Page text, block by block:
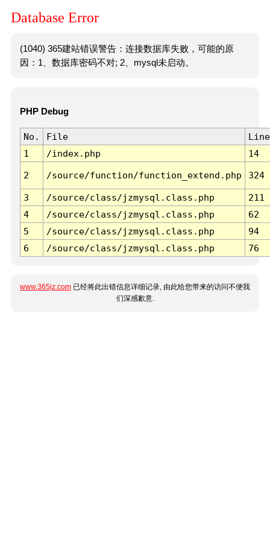
Database Error
(1040) 365建站错误警告：连接数据库失败，可能的原
因：1、数据库密码不对; 2、mysql未启动。
PHP Debug
No. File
Line
1
/index.php 14
2 /source/function/function_extend.php 324
3 /source/class/jzmysql.class.php
211
4
/source/class/jzmysql.class.php
62
5
/source/class/jzmysql.class.php
94
6
/source/class/jzmysql.class.php 76
www.365jz.com 已经将此出错信息详细记录, 由此给您带来的访问不便我
们深感歉意.